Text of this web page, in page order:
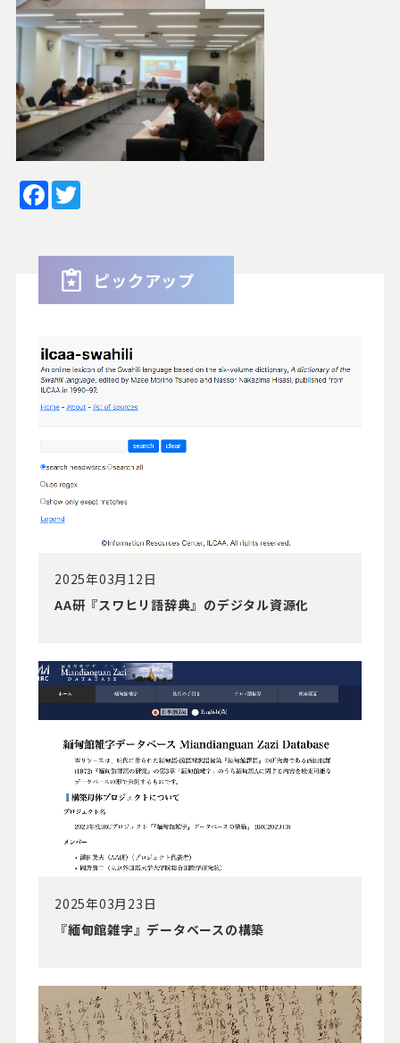
Facebook
Twitter
ピックアップ
2025年03月12日
AA研『スワヒリ語辞典』のデジタル資源化
2025年03月23日
『緬甸館雑字』データベースの構築